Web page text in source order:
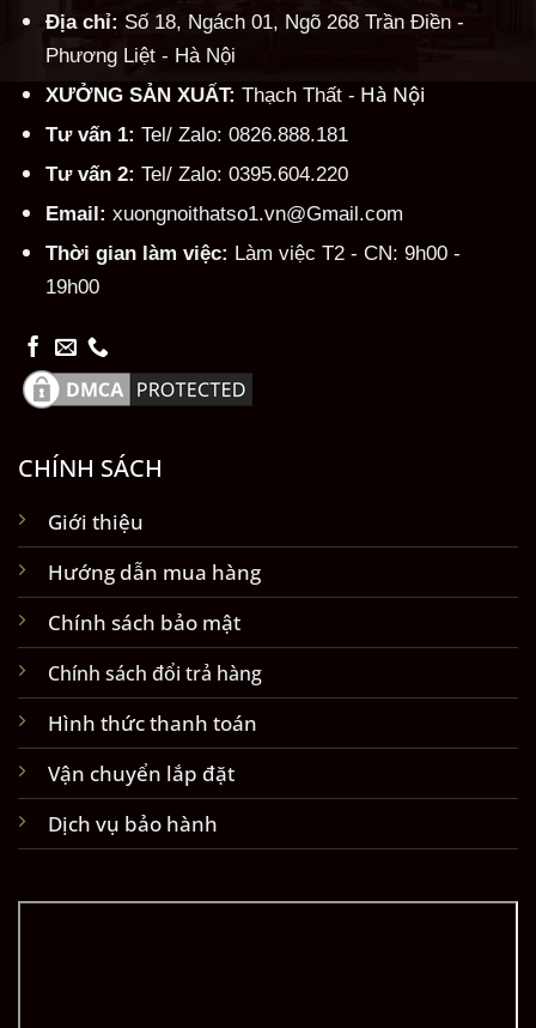
Địa chỉ: Số 18, Ngách 01, Ngõ 268 Trần Điền -
Phương Liệt - Hà Nội
XƯỞNG SẢN XUẤT: Thạch Thất - Hà Nội
Tư vấn 1: Tel/ Zalo: 0826.888.181
Tư vấn 2: Tel/ Zalo: 0395.604.220
Email: xuongnoithatso1.vn@Gmail.com
Thời gian làm việc: Làm việc T2 - CN: 9h00 -
19h00
CHÍNH SÁCH
Giới thiệu
Hướng dẫn mua hàng
Chính sách bảo mật
Chính sách đổi trả hàng
Hình thức thanh toán
Vận chuyển lắp đặt
Dịch vụ bảo hành